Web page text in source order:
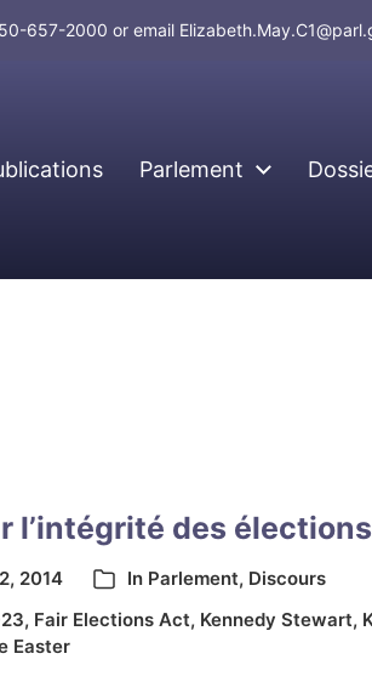
657-2000 or email
Parlement
l’intégrité des élections
2014 In Parlement, Discours
, Fair Elections Act, Kennedy Stewart,
Easter